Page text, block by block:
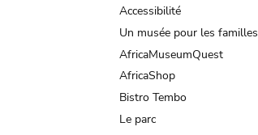
Accessibilité
Un musée pour les familles
AfricaMuseumQuest
AfricaShop
Bistro Tembo
Le parc